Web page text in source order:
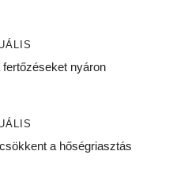
fertőzéseket nyáron
a hőségriasztás